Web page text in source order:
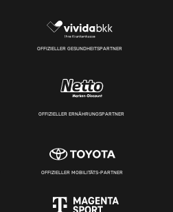
OFFIZIELLER GESUNDHEITSPARTNER
OFFIZIELLER ERNÄHRUNGSPARTNER
OFFIZIELLER MOBILITÄTS-PARTNER